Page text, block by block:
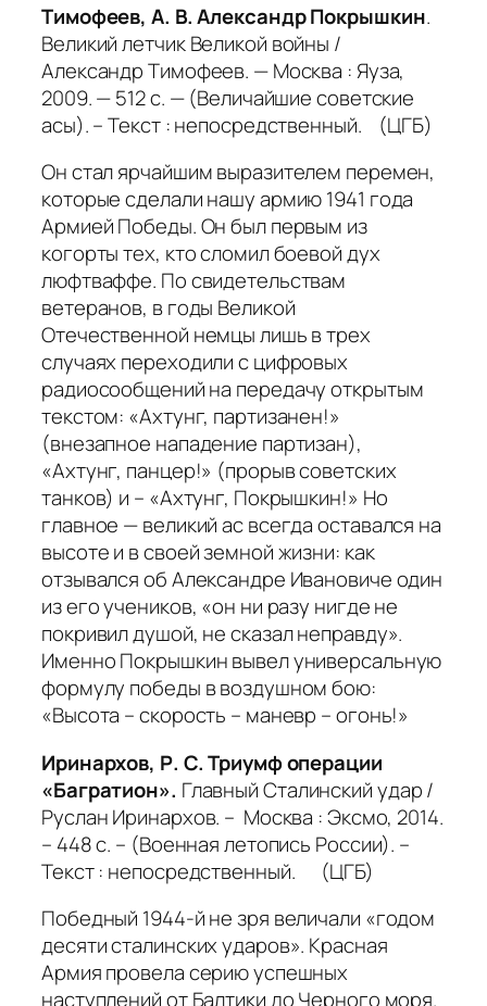
Тимофеев, А. В. Александр Покрышкин.
Великий летчик Великой войны /
Александр Тимофеев. — Москва : Яуза,
2009. — 512 с. — (Величайшие советские
асы). – Текст : непосредственный. (ЦГБ)
Он стал ярчайшим выразителем перемен,
которые сделали нашу армию 1941 года
Армией Победы. Он был первым из
когорты тех, кто сломил боевой дух
люфтваффе. По свидетельствам
ветеранов, в годы Великой
Отечественной немцы лишь в трех
случаях переходили с цифровых
радиосообщений на передачу открытым
текстом: «Ахтунг, партизанен!»
(внезапное нападение партизан),
«Ахтунг, панцер!» (прорыв советских
танков) и – «Ахтунг, Покрышкин!» Но
главное — великий ас всегда оставался на
высоте и в своей земной жизни: как
отзывался об Александре Ивановиче один
из его учеников, «он ни разу нигде не
покривил душой, не сказал неправду».
Именно Покрышкин вывел универсальную
формулу победы в воздушном бою:
«Высота – скорость – маневр – огонь!»
Иринархов, Р. С. Триумф операции
«Багратион». Главный Сталинский удар /
Руслан Иринархов. – Москва : Эксмо, 2014.
– 448 с. – (Военная летопись России). –
Текст : непосредственный. (ЦГБ)
Победный 1944-й не зря величали «годом
десяти сталинских ударов». Красная
Армия провела серию успешных
наступлений от Балтики до Черного моря.